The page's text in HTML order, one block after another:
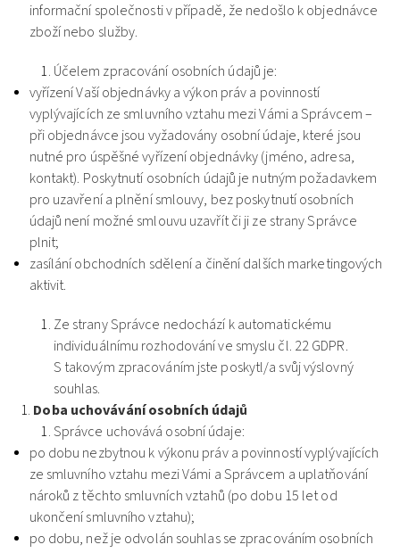
informační společnosti v případě, že nedošlo k objednávce
zboží nebo služby.
Účelem zpracování osobních údajů je:
vyřízení Vaší objednávky a výkon práv a povinností
vyplývajících ze smluvního vztahu mezi Vámi a Správcem –
při objednávce jsou vyžadovány osobní údaje, které jsou
nutné pro úspěšné vyřízení objednávky (jméno, adresa,
kontakt). Poskytnutí osobních údajů je nutným požadavkem
pro uzavření a plnění smlouvy, bez poskytnutí osobních
údajů není možné smlouvu uzavřít či ji ze strany Správce
plnit;
zasílání obchodních sdělení a činění dalších marketingových
aktivit.
Ze strany Správce nedochází k automatickému
individuálnímu rozhodování ve smyslu čl. 22 GDPR.
S takovým zpracováním jste poskytl/a svůj výslovný
souhlas.
Doba uchovávání osobních údajů
Správce uchovává osobní údaje:
po dobu nezbytnou k výkonu práv a povinností vyplývajících
ze smluvního vztahu mezi Vámi a Správcem a uplatňování
nároků z těchto smluvních vztahů (po dobu 15 let od
ukončení smluvního vztahu);
po dobu, než je odvolán souhlas se zpracováním osobních